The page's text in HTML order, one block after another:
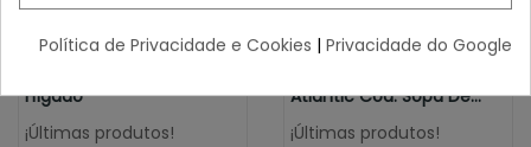
LEONARDO
Hígado
¡Últimas produtos!
LEONARDO
Atlantic Cod. Sopa De
Bacalao...
¡Últimas produtos!
Política de Privacidade e Cookies | Privacidade do Google